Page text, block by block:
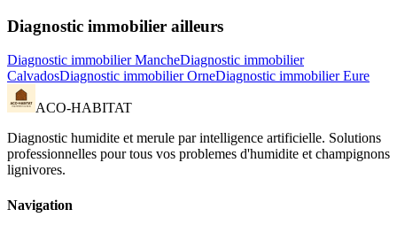
Diagnostic immobilier ailleurs
Diagnostic immobilier MancheDiagnostic immobilier
CalvadosDiagnostic immobilier OrneDiagnostic immobilier Eure
ACO-HABITAT
Diagnostic humidite et merule par intelligence artificielle. Solutions
professionnelles pour tous vos problemes d'humidite et champignons
lignivores.
Navigation